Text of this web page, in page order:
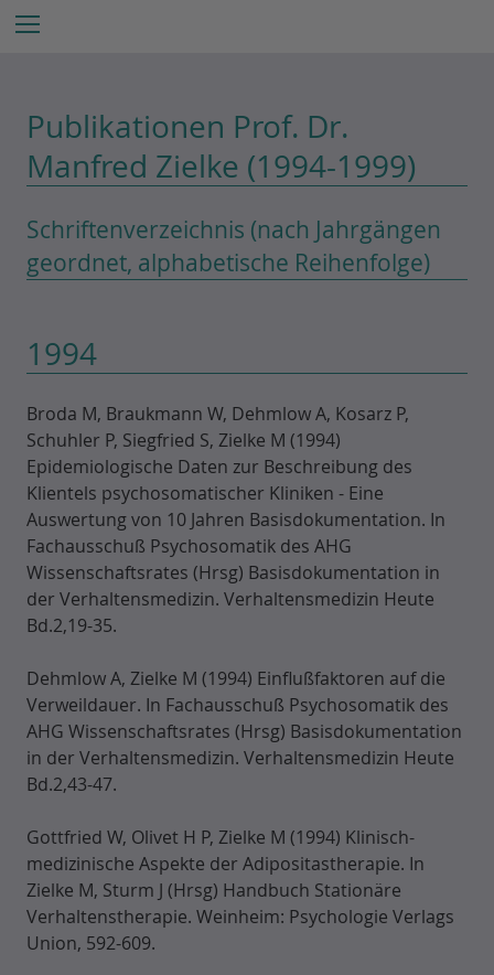
Publikationen Prof. Dr.
Manfred Zielke (1994-1999)
Schriftenverzeichnis (nach Jahrgängen
geordnet, alphabetische Reihenfolge)
1994
Broda M, Braukmann W, Dehmlow A, Kosarz P,
Schuhler P, Siegfried S, Zielke M (1994)
Epidemiologische Daten zur Beschreibung des
Klientels psychosomatischer Kliniken - Eine
Auswertung von 10 Jahren Basisdokumentation. In
Fachausschuß Psychosomatik des AHG
Wissenschaftsrates (Hrsg) Basisdokumentation in
der Verhaltensmedizin. Verhaltensmedizin Heute
Bd.2,19-35.
Dehmlow A, Zielke M (1994) Einflußfaktoren auf die
Verweildauer. In Fachausschuß Psychosomatik des
AHG Wissenschaftsrates (Hrsg) Basisdokumentation
in der Verhaltensmedizin. Verhaltensmedizin Heute
Bd.2,43-47.
Gottfried W, Olivet H P, Zielke M (1994) Klinisch-
medizinische Aspekte der Adipositastherapie. In
Zielke M, Sturm J (Hrsg) Handbuch Stationäre
Verhaltenstherapie. Weinheim: Psychologie Verlags
Union, 592-609.